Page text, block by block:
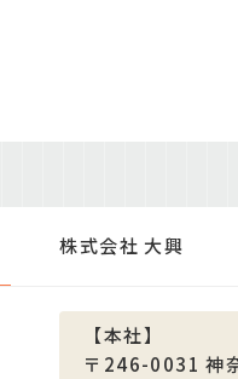
株式会社 大興
【本社】
〒246-0031神